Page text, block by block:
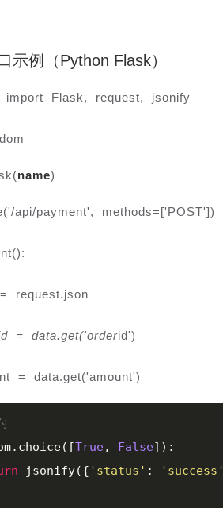
示例（Python Flask）
Flask, request, jsonify
name)
api/payment', methods=['POST'])
= request.json
= data.get('orderid')
= data.get('amount')
True, False]):
jsonify({ 'status' : 'success'